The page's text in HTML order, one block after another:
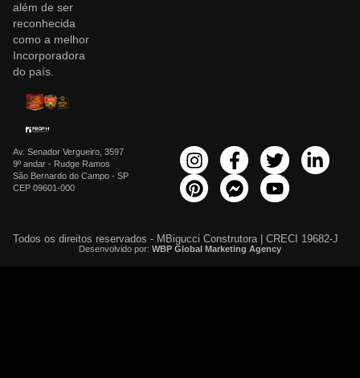
além de ser
reconhecida
como a melhor
Incorporadora
do país.
Av. Senador Vergueiro, 3597
9º andar - Rudge Ramos
São Bernardo do Campo - SP
CEP 09601-000
Todos os direitos reservados - MBigucci Construtora | CRECI 19682-J
Desenvolvido por: WBP Global Marketing Agency